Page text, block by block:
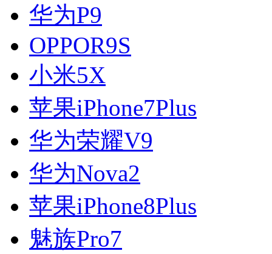
华为P9
OPPOR9S
小米5X
苹果iPhone7Plus
华为荣耀V9
华为Nova2
苹果iPhone8Plus
魅族Pro7